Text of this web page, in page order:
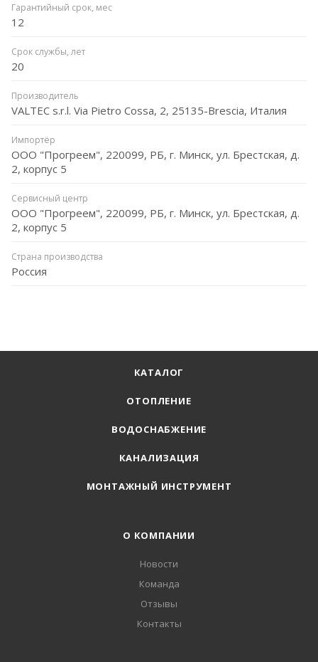
Гарантийный срок, мес
12
Срок службы, лет
20
Производитель
VALTEC s.r.l. Via Pietro Cossa, 2, 25135-Brescia, Италия
Импортёр
ООО "Прогреем", 220099, РБ, г. Минск, ул. Брестская, д.
2, корпус 5
Сервисный центр
ООО "Прогреем", 220099, РБ, г. Минск, ул. Брестская, д.
2, корпус 5
Страна производства
Россия
КАТАЛОГ
ОТОПЛЕНИЕ
ВОДОСНАБЖЕНИЕ
КАНАЛИЗАЦИЯ
МОНТАЖНЫЙ ИНСТРУМЕНТ
О КОМПАНИИ
Новости
Команда
Отзывы
Контакты